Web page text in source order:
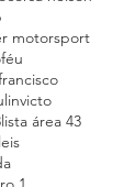
motorsport
invicto
lista área 43